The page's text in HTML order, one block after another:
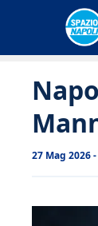
27 Mag 2026